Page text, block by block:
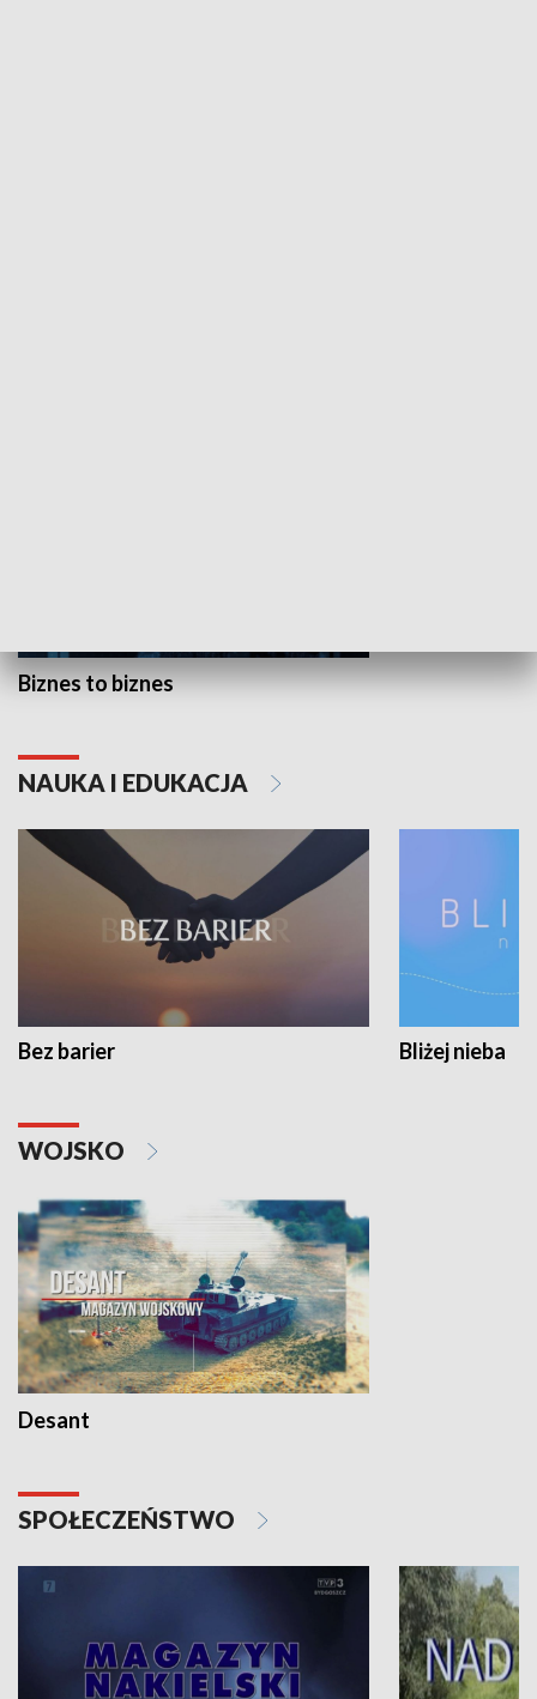
Biznes to biznes
NAUKA I EDUKACJA
Bez barier Bliżej nieba
WOJSKO
Desant
SPOŁECZEŃSTWO